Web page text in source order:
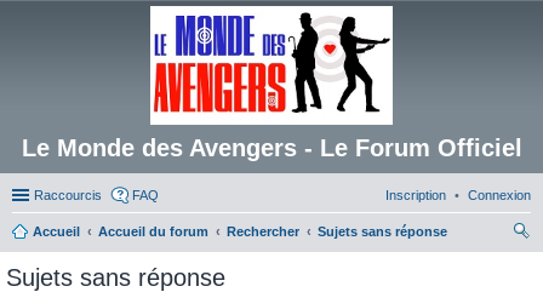
Le Monde des Avengers - Le Forum Officiel
Raccourcis FAQ Connexion
Inscription
Accueil Accueil du forum Rechercher
Sujets sans réponse
Sujets sans réponse